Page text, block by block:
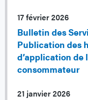
17 février 2026
Bulletin des
Publication des
d’application de
consommateur
21 janvier 2026